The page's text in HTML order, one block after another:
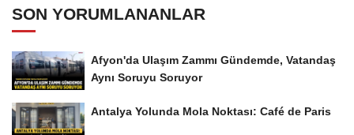
SON YORUMLANANLAR
Afyon'da Ulaşım Zammı Gündemde, Vatandaş
Aynı Soruyu Soruyor
Antalya Yolunda Mola Noktası: Café de Paris